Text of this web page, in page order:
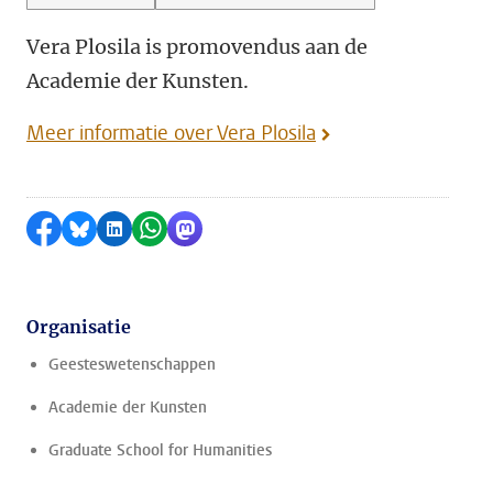
Vera Plosila is promovendus aan de
Academie der Kunsten.
Meer informatie over Vera Plosila
Delen op Facebook
Delen via Bluesky
Delen op LinkedIn
Delen via WhatsApp
Delen via Mastodon
Organisatie
Geesteswetenschappen
Academie der Kunsten
Graduate School for Humanities